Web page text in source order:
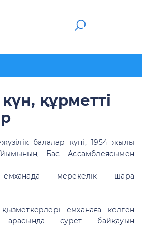
құрметті
балалар күні, 1954 жылы
Бас Ассамблеясымен
мерекелік шара
емханаға келген
сурет байқауын